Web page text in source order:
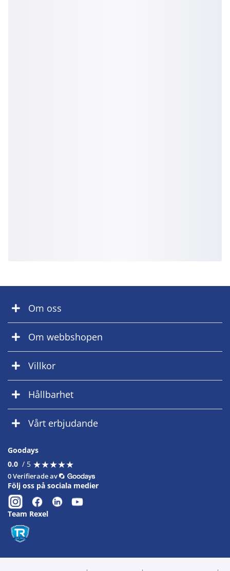
Om oss
Om webbshopen
Villkor
Hållbarhet
Vårt erbjudande
Goodays
0.0 / 5 ★★★★★
★★★★★
0 Verifierade av
Följ oss på sociala medier
Team Rexel